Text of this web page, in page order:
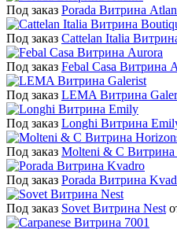
Под заказ Porada Витрина
Под заказ Cattelan Italia
Под заказ Febal Casa Витрина
Под заказ LEMA Витрина
Под заказ Longhi Витрина
Под заказ Molteni & C Витрина
Под заказ Porada Витрина
Под заказ Sovet Витрина Nest